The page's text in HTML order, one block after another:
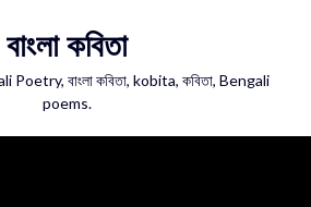
বাংলা কবিতা
বাংলা কবিতা, kobita, কবিতা, Bengali
poems.